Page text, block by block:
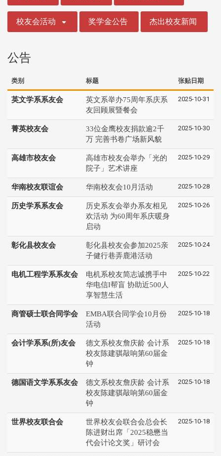
校友会活动 奖学金公告 杰出校友新闻
公告
类别 标题 张贴日期
英文学系系友会
英文系举办75周年系庆系
友回顾展暨餐会
2025-10-31
菁英校友会
33位金鹰校友捐款逾2千
万 完善书卷广场新风貌
2025-10-30
高雄市校友会
高雄市校友会举办「光的
院子」艺术讲座
2025-10-29
华南校友联谊会 华南校友会10月活动 2025-10-28
历史学系系友会
历史系友会举办系友相见
欢活动 为60周年系庆暖身
启动
2025-10-26
彰化县校友会
彰化县校友会参加2025亲
子健行巷弄鹿港活动
2025-10-24
电机工程学系系友会
电机系校友简志诚携手中
华电信I帮盲 协助近500人
享智慧生活
2025-10-22
商管硕士联合同学会
EMBA联合同学会10月份
活动
2025-10-18
会计学系系(所)友会
德文系校友詹庆龄 会计系
校友陈建骐敲响第60届金
钟
2025-10-18
德国语文学系系友会
德文系校友詹庆龄 会计系
校友陈建骐敲响第60届金
钟
2025-10-18
世界校友联合会
世界校友会联合会总会长
陈进财出席「2025稳懋当
代会计论文奖」研讨会
2025-10-18